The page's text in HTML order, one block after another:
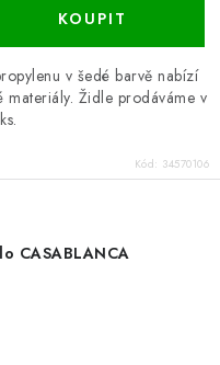
v šedé barvě nabízí
materiály. Židle prodáváme v
Kód: 34570106
CASABLANCA